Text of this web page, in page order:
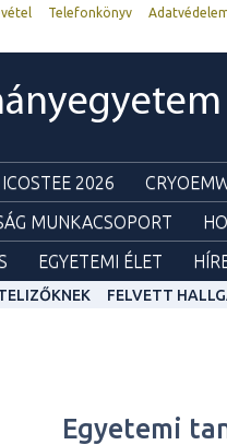
Telefonkönyv
ICOSTEE 2026
MUNKACSOPORT
EGYETEMI ÉLET
FELVETT
Egyetemi